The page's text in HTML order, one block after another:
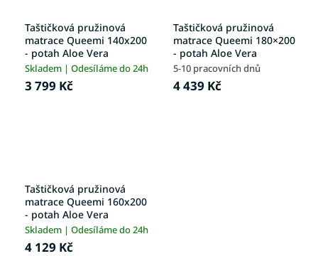
Taštičková pružinová
matrace Queemi 140x200
- potah Aloe Vera
Skladem | Odesíláme do 24h
3 799 Kč
Taštičková pružinová
matrace Queemi 180×200
- potah Aloe Vera
5-10 pracovních dnů
4 439 Kč
Taštičková pružinová
matrace Queemi 160x200
- potah Aloe Vera
Skladem | Odesíláme do 24h
4 129 Kč